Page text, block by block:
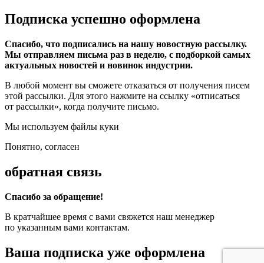
Подписка успешно оформлена
Спасибо, что подписались на нашу новостную рассылку.
Мы отправляем письма раз в неделю, с подборкой самых
актуальных новостей и новинок индустрии.
В любой момент вы сможете отказаться от получения писем
этой рассылки. Для этого нажмите на ссылку «отписаться
от рассылки», когда получите письмо.
Мы используем файлы куки
Понятно, согласен
обратная связь
Спасибо за обращение!
В кратчайшее время с вами свяжется наш менеджер
по указанным вами контактам.
Ваша подписка уже оформлена